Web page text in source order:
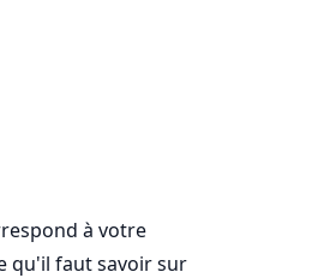
à votre
qu'il faut savoir sur